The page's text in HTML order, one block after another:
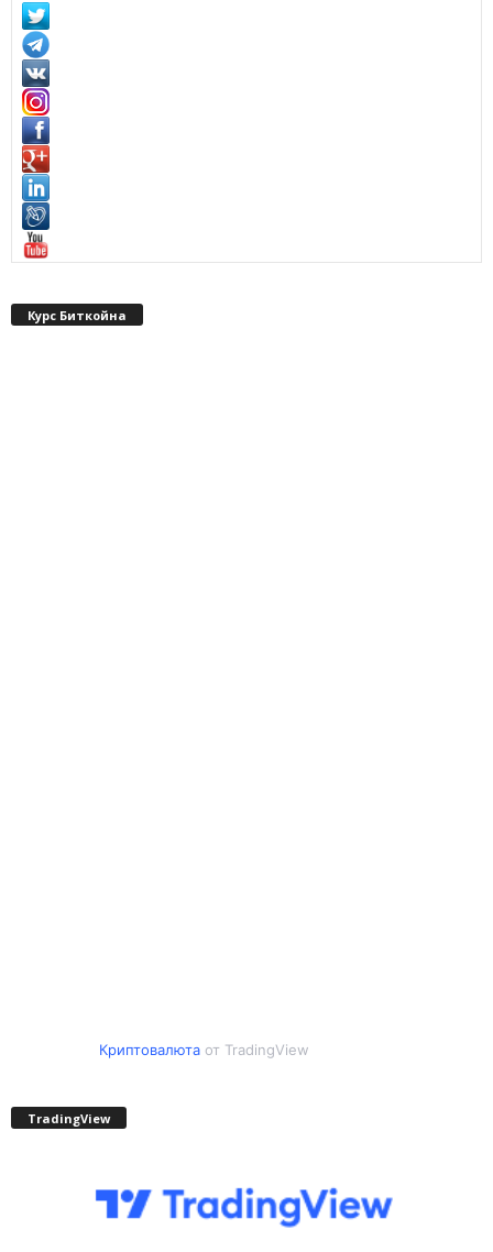
Курс Биткойна
Криптовалютаот TradingView
TradingView